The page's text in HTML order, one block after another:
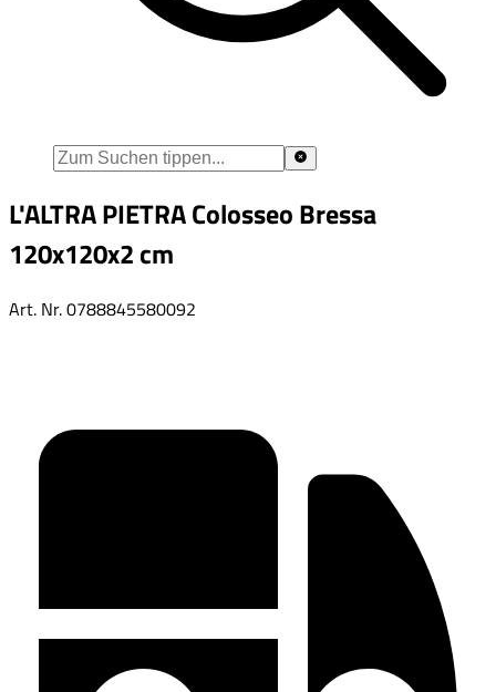
L'ALTRA PIETRA Colosseo Bressa
120x120x2 cm
Art. Nr.0788845580092